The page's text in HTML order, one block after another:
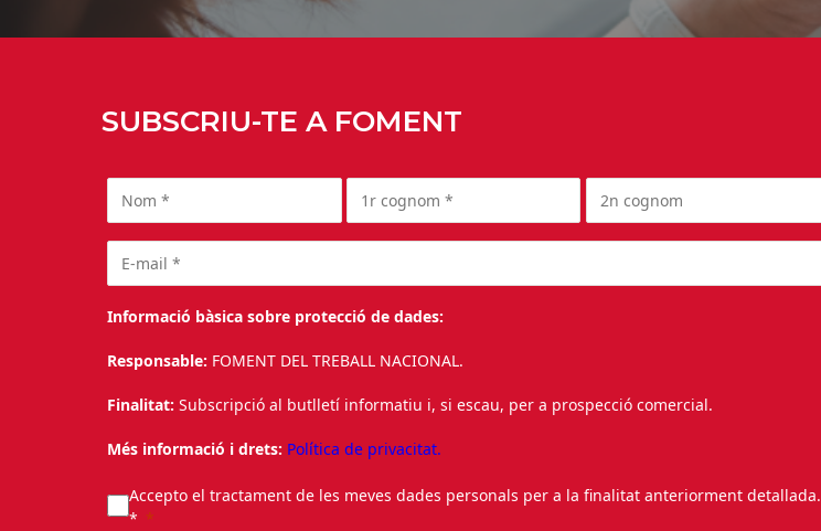
SUBSCRIU-TE A FOMENT
Informació bàsica sobre protecció de dades:
Responsable: FOMENT DEL TREBALL NACIONAL.
Finalitat: Subscripció al butlletí informatiu i, si escau, per a prospecció comercial.
Més informació i drets: Política de privacitat.
Accepto el tractament de les meves dades personals per a la finalitat anteriorment detallada.
*